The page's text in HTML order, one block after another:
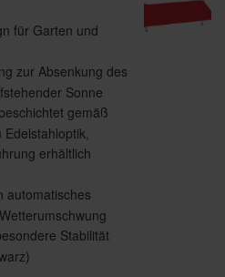
für Garten und
zur Absenkung des
Sonne
gemäß
Edelstahloptik,
erhältlich
automatisches
Stabilität